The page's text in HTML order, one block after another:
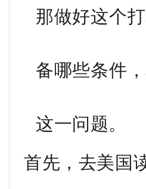
那做好这个
备哪些条件
这一问题。
首先，去美国